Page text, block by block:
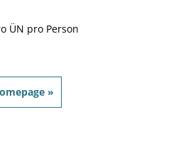
ÜN pro Person
»